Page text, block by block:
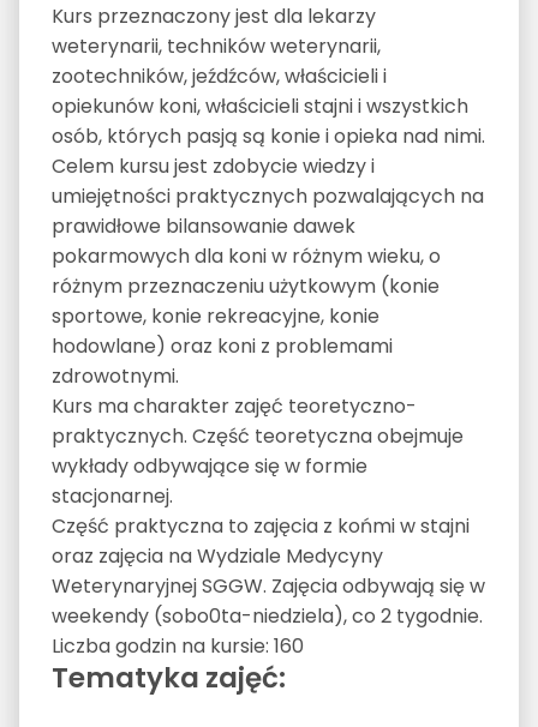
Kurs przeznaczony jest dla lekarzy
weterynarii, techników weterynarii,
zootechników, jeźdźców, właścicieli i
opiekunów koni, właścicieli stajni i wszystkich
osób, których pasją są konie i opieka nad nimi.
Celem kursu jest zdobycie wiedzy i
umiejętności praktycznych pozwalających na
prawidłowe bilansowanie dawek
pokarmowych dla koni w różnym wieku, o
różnym przeznaczeniu użytkowym (konie
sportowe, konie rekreacyjne, konie
hodowlane) oraz koni z problemami
zdrowotnymi.
Kurs ma charakter zajęć teoretyczno-
praktycznych. Część teoretyczna obejmuje
wykłady odbywające się w formie
stacjonarnej.
Część praktyczna to zajęcia z końmi w stajni
oraz zajęcia na Wydziale Medycyny
Weterynaryjnej SGGW. Zajęcia odbywają się w
weekendy (sobo0ta-niedziela), co 2 tygodnie.
Liczba godzin na kursie: 160
Tematyka zajęć: